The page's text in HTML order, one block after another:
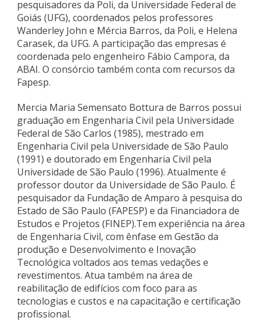
pesquisadores da Poli, da Universidade Federal de
Goiás (UFG), coordenados pelos professores
Wanderley John e Mércia Barros, da Poli, e Helena
Carasek, da UFG. A participação das empresas é
coordenada pelo engenheiro Fábio Campora, da
ABAI. O consórcio também conta com recursos da
Fapesp.
Mercia Maria Semensato Bottura de Barros possui
graduação em Engenharia Civil pela Universidade
Federal de São Carlos (1985), mestrado em
Engenharia Civil pela Universidade de São Paulo
(1991) e doutorado em Engenharia Civil pela
Universidade de São Paulo (1996). Atualmente é
professor doutor da Universidade de São Paulo. É
pesquisador da Fundação de Amparo à pesquisa do
Estado de São Paulo (FAPESP) e da Financiadora de
Estudos e Projetos (FINEP).Tem experiência na área
de Engenharia Civil, com ênfase em Gestão da
produção e Desenvolvimento e Inovação
Tecnológica voltados aos temas vedações e
revestimentos. Atua também na área de
reabilitação de edifícios com foco para as
tecnologias e custos e na capacitação e certificação
profissional.